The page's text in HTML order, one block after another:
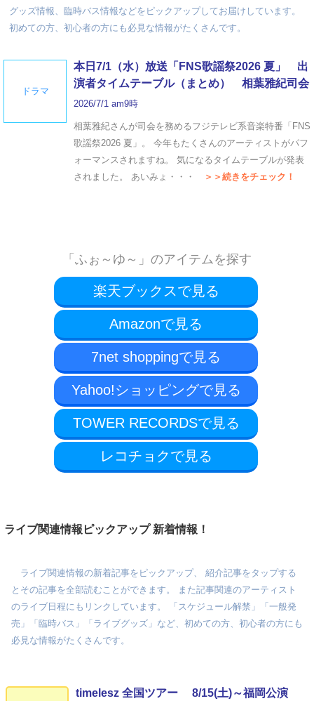
グッズ情報、臨時バス情報などをピックアップしてお届けしています。
初めての方、初心者の方にも必見な情報がたくさんです。
ドラマ
本日7/1（水）放送「FNS歌謡祭2026 夏」 出
演者タイムテーブル（まとめ） 相葉雅紀司会
2026/7/1 am9時
相葉雅紀さんが司会を務めるフジテレビ系音楽特番「FNS
歌謡祭2026 夏」。 今年もたくさんのアーティストがパフ
ォーマンスされますね。 気になるタイムテーブルが発表
されました。 あいみょ・・・
＞＞続きをチェック！
「ふぉ～ゆ～」のアイテムを探す
楽天ブックスで見る
Amazonで見る
7net shoppingで見る
Yahoo!ショッピングで見る
TOWER RECORDSで見る
レコチョクで見る
ライブ関連情報ピックアップ 新着情報！
ライブ関連情報の新着記事をピックアップ、 紹介記事をタップする
とその記事を全部読むことができます。 また記事関連のアーティスト
のライブ日程にもリンクしています。 「スケジュール解禁」「一般発
売」「臨時バス」「ライブグッズ」など、初めての方、初心者の方にも
必見な情報がたくさんです。
timelesz 全国ツアー 8/15(土)～福岡公演